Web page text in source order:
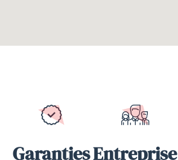
GarantiesEntreprise